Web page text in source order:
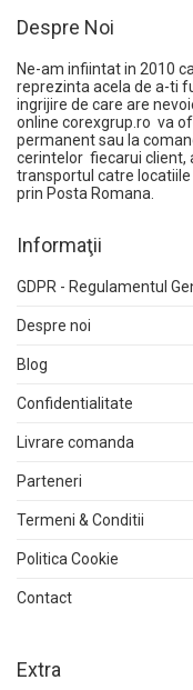
Despre Noi
Ne-am infiintat in 2010
reprezinta acela de a-ti
ingrijire de care are
online corexgrup.ro va
permanent sau la
cerintelor fiecarui client,
transportul catre locatiile
prin Posta Romana.
Informaţii
GDPR - Regulamentul
Despre noi
Blog
Confidentialitate
Livrare comanda
Parteneri
Termeni & Conditii
Politica Cookie
Contact
Extra